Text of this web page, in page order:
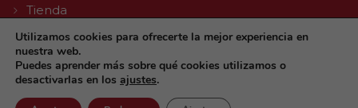
Tienda
© 2026 Solge | Made with byAgencia Digital TLL
Utilizamos cookies para ofrecerte la mejor experiencia en
nuestra web.
Puedes aprender más sobre qué cookies utilizamos o
desactivarlas en los ajustes.